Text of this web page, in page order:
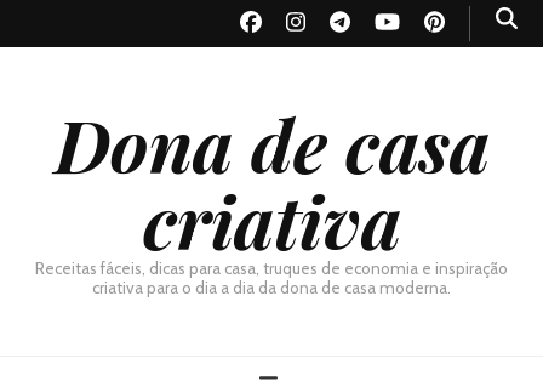
Dona de casa
criativa
Receitas fáceis, dicas para casa, truques de economia e inspiração
criativa para o dia a dia da dona de casa moderna.